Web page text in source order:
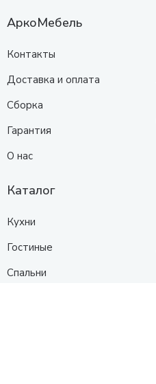
АркоМебель
Контакты
Доставка и оплата
Сборка
Гарантия
О нас
Каталог
Кухни
Гостиные
Спальни